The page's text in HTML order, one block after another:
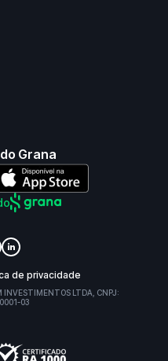
Grana
de privacidade
INVESTIMENTOS LTDA, CNPJ:
03